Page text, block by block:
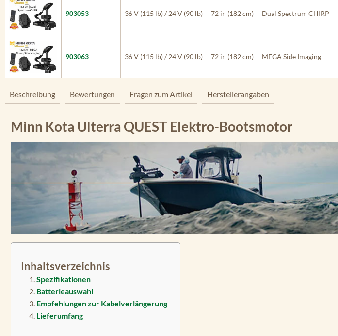
903053 36 V (115 lb) / 24 V (90 lb) 72 in (182 cm) Dual Spectrum CHIRP
903063 36 V (115 lb) / 24 V (90 lb) 72 in (182 cm) MEGA Side Imaging
Beschreibung Bewertungen Fragen zum Artikel Herstellerangaben
Minn Kota Ulterra QUEST Elektro-Bootsmotor
Inhaltsverzeichnis
Spezifikationen
Batterieauswahl
Empfehlungen zur Kabelverlängerung
Lieferumfang